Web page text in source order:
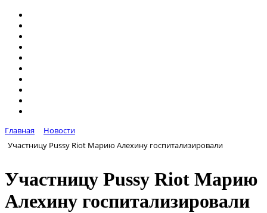
Главная
Новости
Участницу Pussy Riot Марию Алехину госпитализировали
Участницу Pussy Riot Марию
Алехину госпитализировали